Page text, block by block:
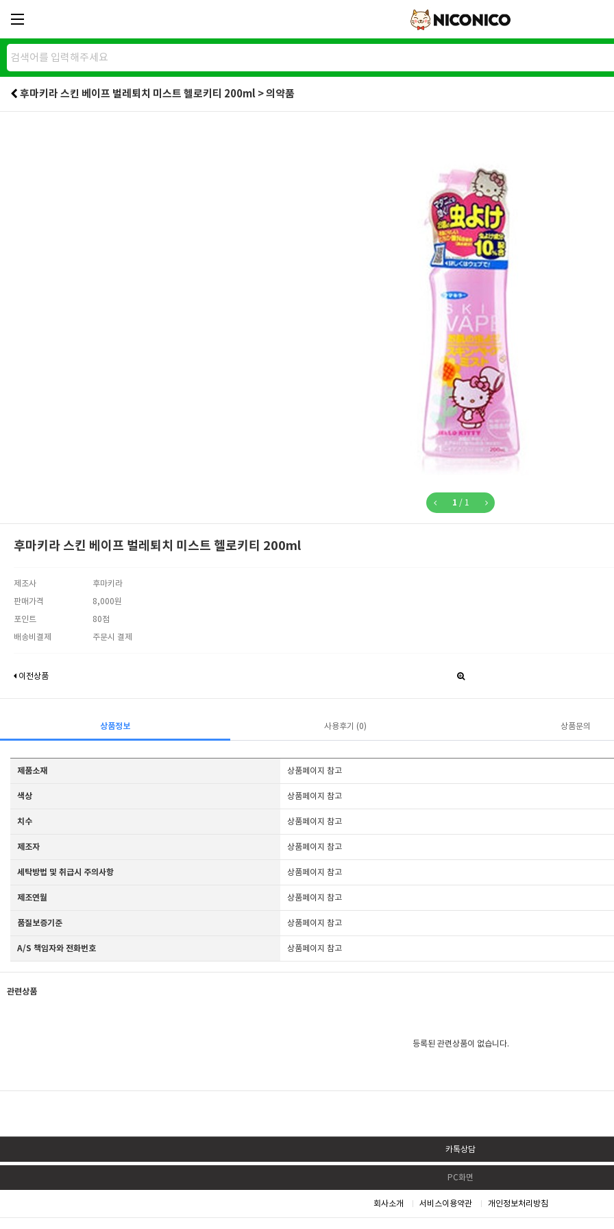
후마키라 스킨 베이프 벌레퇴치 미스트 헬로키티 200ml > 의약품
1 / 1
후마키라 스킨 베이프 벌레퇴치 미스트 헬로키티 200ml
제조사
후마키라
판매가격
8,000원
포인트
80점
배송비결제
주문시 결제
이전상품
상품정보 사용후기 (0) 상품문의
제품소재 상품페이지 참고
색상 상품페이지 참고
치수 상품페이지 참고
제조자 상품페이지 참고
세탁방법 및 취급시 주의사항 상품페이지 참고
제조연월 상품페이지 참고
품질보증기준 상품페이지 참고
A/S 책임자와 전화번호 상품페이지 참고
관련상품
등록된 관련상품이 없습니다.
카톡상담
PC화면
회사소개 서비스이용약관 개인정보처리방침